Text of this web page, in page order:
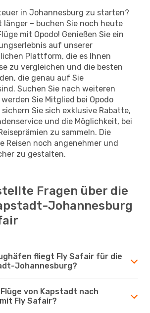
in Johannesburg zu starten?
länger – buchen Sie noch heute
mit Opodo! Genießen Sie ein
auf unserer
Plattform, die es Ihnen
zu vergleichen und die besten
die genau auf Sie
Suchen Sie nach weiteren
Sie Mitglied bei Opodo
sichern Sie sich exklusive Rabatte,
und die Möglichkeit, bei
zu sammeln. Die
Reisen noch angenehmer und
zu gestalten.
Fragen über die
Johannesburg
fliegt Fly Safair für die
Johannesburg?
von Kapstadt nach
Fly Safair?